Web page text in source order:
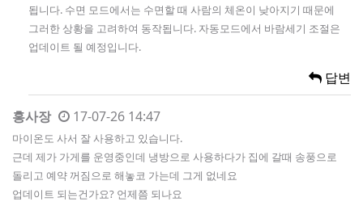
됩니다. 수면 모드에서는 수면할 때 사람의 체온이 낮아지기 때문에
그러한 상황을 고려하여 동작됩니다. 자동모드에서 바람세기 조절은
업데이트 될 예정입니다.
답변
홍사장 17-07-26 14:47
마이온도 사서 잘 사용하고 있습니다.
근데 제가 가게를 운영중인데 냉방으로 사용하다가 집에 갈때 송풍으로
돌리고 예약 꺼짐으로 해놓코 가는데 그게 없네요
업데이트 되는건가요? 언제쯤 되나요